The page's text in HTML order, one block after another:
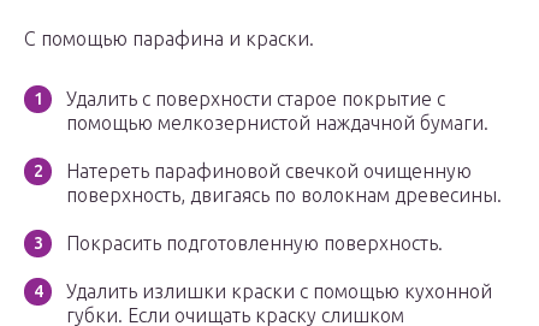
С помощью парафина и краски.
Удалить с поверхности старое покрытие с
помощью мелкозернистой наждачной бумаги.
Натереть парафиновой свечкой очищенную
поверхность, двигаясь по волокнам древесины.
Покрасить подготовленную поверхность.
Удалить излишки краски с помощью кухонной
губки. Если очищать краску слишком